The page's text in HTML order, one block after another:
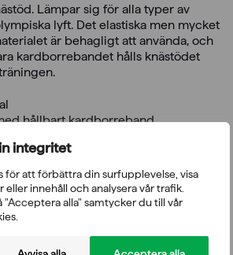
integritet
för att förbättra din surfupplevelse, visa
eller innehåll och analysera vår trafik.
"Acceptera alla" samtycker du till vår
Lämpar sig för alla typer av
lyft. Det elastiska men mycket
är behagligt att använda, och
kardborrebandet hålls knästödet
hållbart kardborreband
gillar